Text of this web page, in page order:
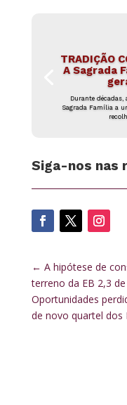
TRADIÇÃO
A Sagrada
Durante décadas,
Sagrada Família a
Siga-nos nas
← A hipótese de
terreno da EB 2,3
Oportunidades
de novo quartel dos